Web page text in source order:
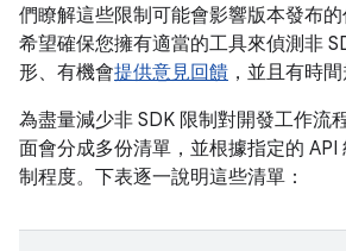
們瞭解這些限制可能會影響版本發布
希望確保您擁有適當的工具來偵測非
形、有機會提供意見回饋 ，並且有時
為盡量減少非 SDK 限制對開發工作流
面會分成多份清單，並根據指定的
制程度。下表逐一說明這些清單：